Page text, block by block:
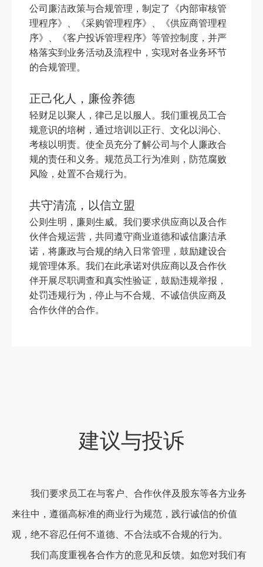
公司廉洁政策与合规管理，制定了《内部审核管
理程序》、《采购管理程序》、《供应商管理程
序》、《客户投诉管理程序》等管控制度，并严
格落实到业务活动及流程中，实现对各业务环节
的合规管理。
正己化人，廉俭养德
轻财足以聚人，律己足以服人。我们重视员工合
规意识的培树，通过培训以正行、文化以润心、
考核以明责。使全员充分了解公司与个人廉政合
规的责任和义务。规范员工行为准则，防范腐败
风险，处置不合规行为。
共守清流，以信立盟
公则生明，廉则生威。我们要求供应商以及合作
伙伴合规运营，共同遵守商业道德和诚信廉洁承
诺，将廉政与合规的纳入日常管理，鼓励建设合
规管理体系。我们在此承诺对供应商以及合作伙
伴开展尽职调查和真实性验证，鼓励违规举报，
处罚违规行为，停止与不合规、不诚信供应商及
合作伙伴的合作。
建议与投诉
我们要求员工在与客户、合作伙伴及股东等各方业务
来往中，遵循高标准的商业行为规范，践行诚信的价值
观，绝不容忍任何不道德、不合法或不合规的行为。
我们高度重视各合作方的意见和反馈。如您对我们有